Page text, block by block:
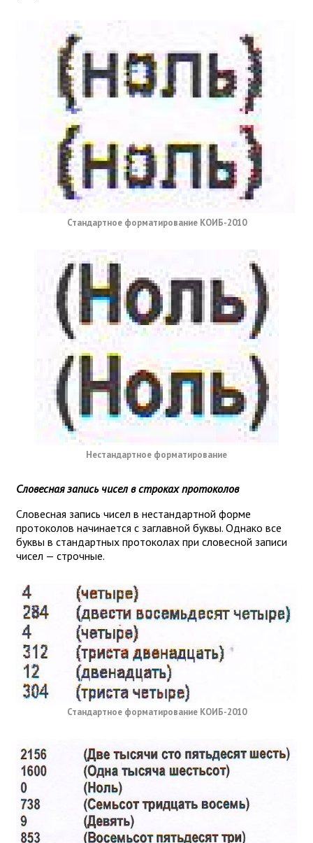
Стандартное форматирование КОИБ-2010
Нестандартное форматирование
Словесная запись чисел в строках протоколов
Словесная запись чисел в нестандартной форме
протоколов начинается с заглавной буквы. Однако все
буквы в стандартных протоколах при словесной записи
чисел — строчные.
Стандартное форматирование КОИБ-2010